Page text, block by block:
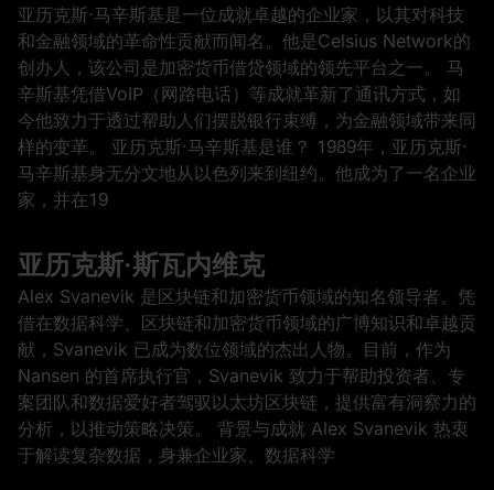
亚历克斯·马辛斯基是一位成就卓越的企业家，以其对科技
和金融领域的革命性贡献而闻名。他是Celsius Network的
创办人，该公司是加密货币借贷领域的领先平台之一。 马
辛斯基凭借VoIP（网路电话）等成就革新了通讯方式，如
今他致力于透过帮助人们摆脱银行束缚，为金融领域带来同
样的变革。 亚历克斯·马辛斯基是谁？ 1989年，亚历克斯‧
马辛斯基身无分文地从以色列来到纽约。他成为了一名企业
家，并在19
亚历克斯·斯瓦内维克
Alex Svanevik 是区块链和加密货币领域的知名领导者。凭
借在数据科学、区块链和加密货币领域的广博知识和卓越贡
献，Svanevik 已成为数位领域的杰出人物。目前，作为
Nansen 的首席执行官，Svanevik 致力于帮助投资者、专
案团队和数据爱好者驾驭以太坊区块链，提供富有洞察力的
分析，以推动策略决策。 背景与成就 Alex Svanevik 热衷
于解读复杂数据，身兼企业家、数据科学